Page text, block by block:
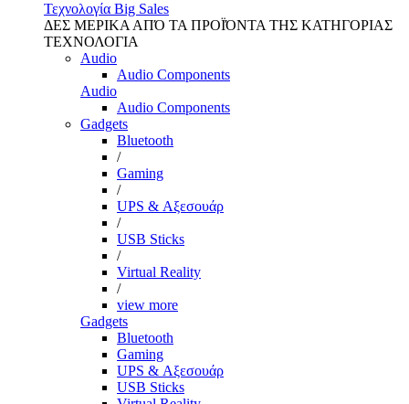
Τεχνολογία Big Sales
ΔΕΣ ΜΕΡΙΚΑ ΑΠΌ ΤΑ ΠΡΟΪΌΝΤΑ ΤΗΣ ΚΑΤΗΓΟΡΙΑΣ
ΤΕΧΝΟΛΟΓΙΑ
Audio
Audio Components
Audio
Audio Components
Gadgets
Bluetooth
/
Gaming
/
UPS & Αξεσουάρ
/
USB Sticks
/
Virtual Reality
/
view more
Gadgets
Bluetooth
Gaming
UPS & Αξεσουάρ
USB Sticks